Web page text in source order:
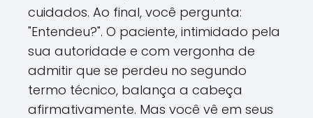
cuidados. Ao final, você pergunta:
"Entendeu?". O paciente, intimidado pela
sua autoridade e com vergonha de
admitir que se perdeu no segundo
termo técnico, balança a cabeça
afirmativamente. Mas você vê em seus